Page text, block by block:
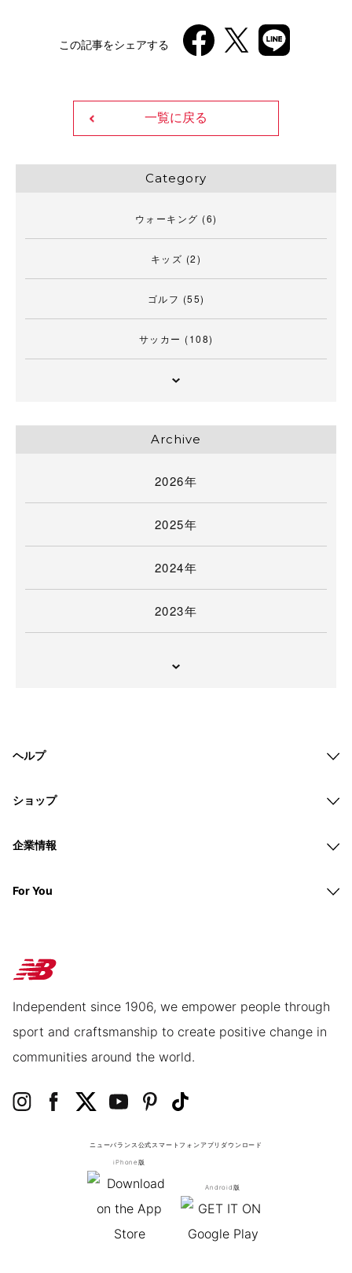
この記事をシェアする
一覧に戻る
Category
ウォーキング (6)
キッズ (2)
ゴルフ (55)
サッカー (108)
Archive
2026年
2025年
2024年
2023年
ヘルプ
ショップ
企業情報
For You
Independent since 1906, we empower people through
sport and craftsmanship to create positive change in
communities around the world.
ニューバランス公式スマートフォンアプリ ダウンロード
iPhone版
Android版